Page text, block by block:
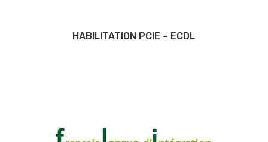
HABILITATION PCIE – ECDL